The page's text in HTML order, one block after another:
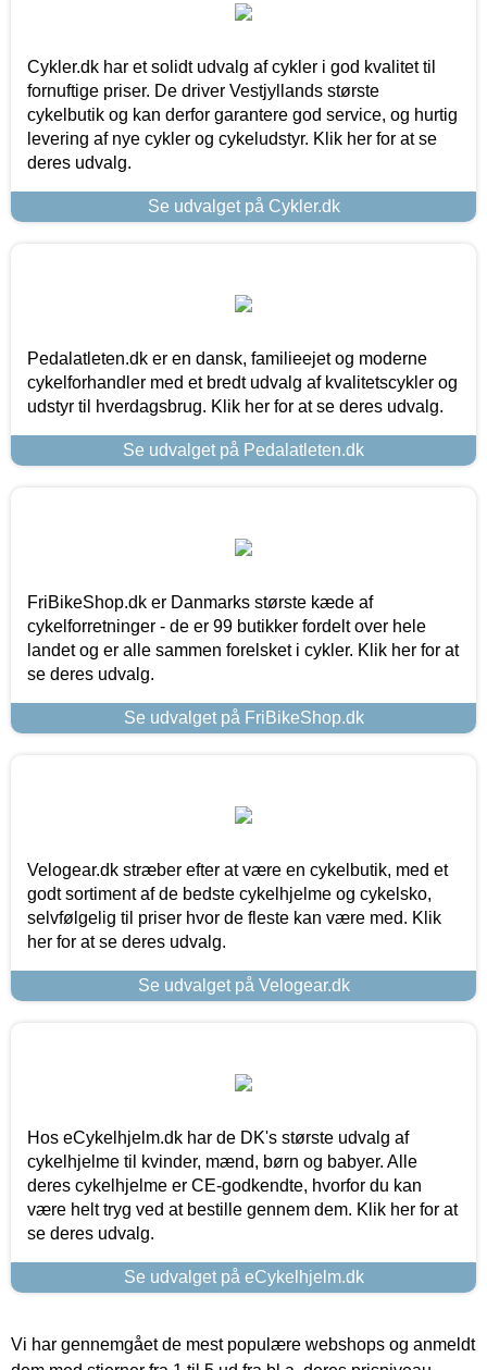
Cykler.dk har et solidt udvalg af cykler i god kvalitet til
fornuftige priser. De driver Vestjyllands største
cykelbutik og kan derfor garantere god service, og hurtig
levering af nye cykler og cykeludstyr. Klik her for at se
deres udvalg.
Se udvalget på Cykler.dk
Pedalatleten.dk er en dansk, familieejet og moderne
cykelforhandler med et bredt udvalg af kvalitetscykler og
udstyr til hverdagsbrug. Klik her for at se deres udvalg.
Se udvalget på Pedalatleten.dk
FriBikeShop.dk er Danmarks største kæde af
cykelforretninger - de er 99 butikker fordelt over hele
landet og er alle sammen forelsket i cykler. Klik her for at
se deres udvalg.
Se udvalget på FriBikeShop.dk
Velogear.dk stræber efter at være en cykelbutik, med et
godt sortiment af de bedste cykelhjelme og cykelsko,
selvfølgelig til priser hvor de fleste kan være med. Klik
her for at se deres udvalg.
Se udvalget på Velogear.dk
Hos eCykelhjelm.dk har de DK's største udvalg af
cykelhjelme til kvinder, mænd, børn og babyer. Alle
deres cykelhjelme er CE-godkendte, hvorfor du kan
være helt tryg ved at bestille gennem dem. Klik her for at
se deres udvalg.
Se udvalget på eCykelhjelm.dk
Vi har gennemgået de mest populære webshops og anmeldt